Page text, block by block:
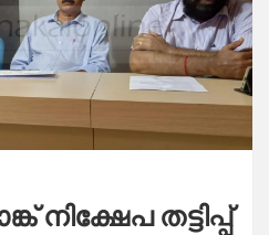
തട്ടിപ്പ്